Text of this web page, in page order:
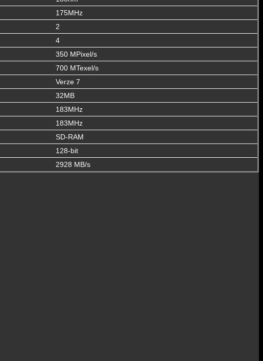
175MHz
2
4
350 MPixel/s
700 MTexel/s
Verze 7
32MB
183MHz
183MHz
SD-RAM
128-bit
2928 MB/s